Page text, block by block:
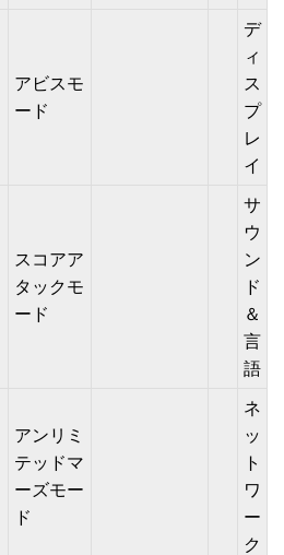
アビスモ
ード
デ
ィ
ス
プ
レ
イ
スコアア
タックモ
ード
サ
ウ
ン
ド
＆
言
語
アンリミ
テッドマ
ーズモー
ド
ネ
ッ
ト
ワ
ー
ク